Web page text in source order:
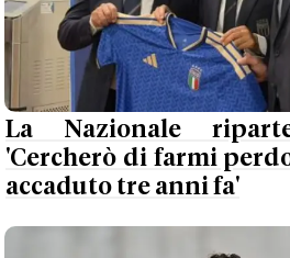
La Nazionale
'Cercherò di farmi
accaduto tre anni fa'